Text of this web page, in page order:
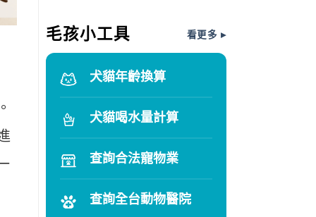
毛孩小工具 看更多 ▸
犬貓年齡換算
犬貓喝水量計算
查詢合法寵物業
查詢全台動物醫院